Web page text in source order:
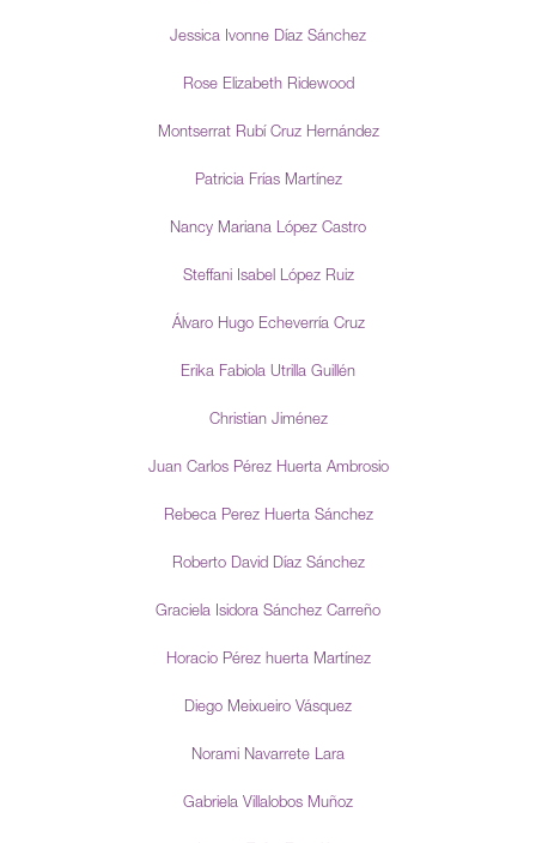
Jessica Ivonne Díaz Sánchez
Rose Elizabeth Ridewood
Montserrat Rubí Cruz Hernández
Patricia Frías Martínez
Nancy Mariana López Castro
Steffani Isabel López Ruiz
Álvaro Hugo Echeverría Cruz
Erika Fabiola Utrilla Guillén
Christian Jiménez
Juan Carlos Pérez Huerta Ambrosio
Rebeca Perez Huerta Sánchez
Roberto David Díaz Sánchez
Graciela Isidora Sánchez Carreño
Horacio Pérez huerta Martínez
Diego Meixueiro Vásquez
Norami Navarrete Lara
Gabriela Villalobos Muñoz